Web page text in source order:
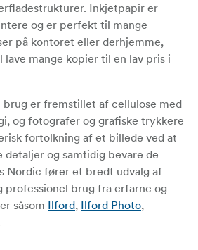
Inkjetpapir er
og er perfekt til mange
på kontoret eller derhjemme,
lave mange kopier til en lav pris i
er fremstillet af cellulose med
og fotografer og grafiske trykkere
fortolkning af et billede ved at
detaljer og samtidig bevare de
Nordic fører et bredt udvalg af
brug fra erfarne og
såsom Ilford, Ilford Photo,